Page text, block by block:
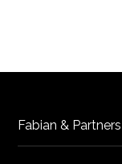
Fabian & Partners